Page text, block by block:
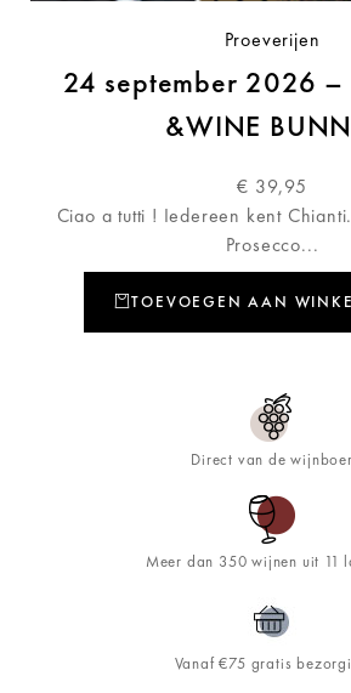
Proeverijen
24 september 2026
&WINE
€ 39,95
Ciao a tutti ! Iedereen kent
Prosecco...
TOEVOEGEN AAN
Direct van de wijnboer
Meer dan 350 wijnen uit 11
Vanaf €75 gratis